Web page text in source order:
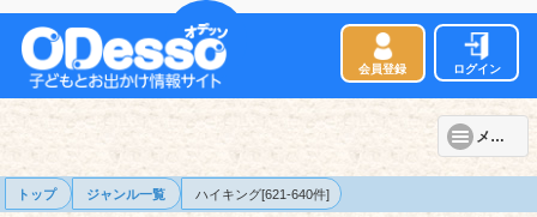
会員登録 ログイン
メニュー
トップ ジャンル一覧 ハイキング[621-640件]